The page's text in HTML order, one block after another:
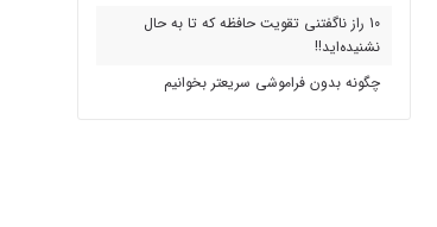
10 راز ناگفتنی تقویت حافظه که تا به حال
نشنیده‌اید!!
چگونه بدون فراموشی سریعتر بخوانیم